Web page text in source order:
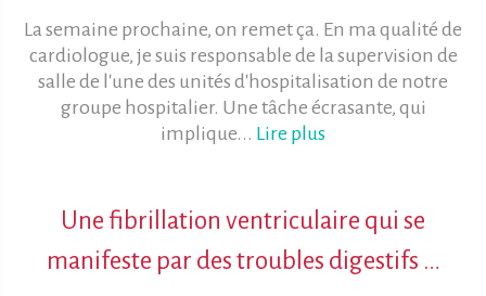
La semaine prochaine, on remet ça. En ma qualité de
cardiologue, je suis responsable de la supervision de
salle de l'une des unités d'hospitalisation de notre
groupe hospitalier. Une tâche écrasante, qui
implique... Lire plus
Une fibrillation ventriculaire qui se
manifeste par des troubles digestifs …